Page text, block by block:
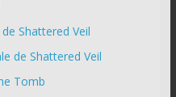
Shattered Veil
de Shattered Veil
Tomb